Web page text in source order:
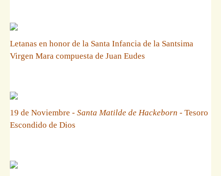
Letanas en honor de la Santa Infancia de la Santsima
Virgen Mara compuesta de Juan Eudes
19 de Noviembre - Santa Matilde de Hackeborn - Tesoro
Escondido de Dios